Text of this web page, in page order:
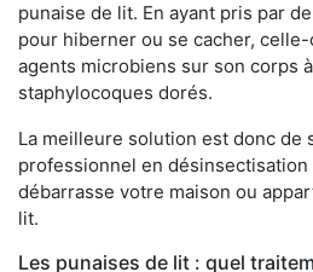
punaise de lit. En ayant pris par
pour hiberner ou se cacher,
agents microbiens sur son corps
staphylocoques dorés.
La meilleure solution est donc de
professionnel en désinsectisation
débarrasse votre maison ou
lit.
Les punaises de lit : quel